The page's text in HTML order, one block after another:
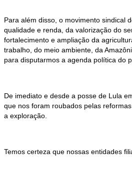
Para além disso, o movimento sindical
qualidade e renda, da valorização do
fortalecimento e ampliação da
trabalho, do meio ambiente, da
para disputarmos a agenda política do
De imediato e desde a posse de Lula
que nos foram roubados pelas
a exploração.
Temos certeza que nossas entidades